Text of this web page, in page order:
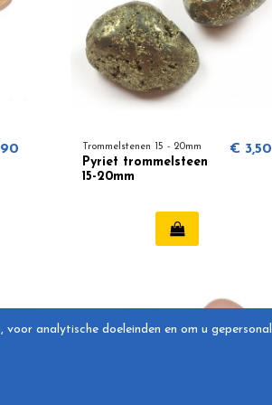
Trommelstenen 15 - 20mm
Pyriet trommelsteen
15-20mm
€ 3,50
analytische doeleinden en om u